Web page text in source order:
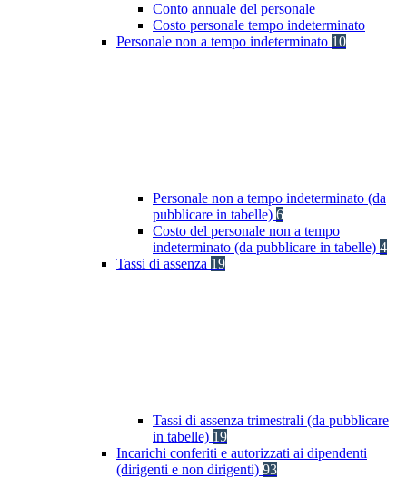
Conto annuale del personale
Costo personale tempo indeterminato
Personale non a tempo indeterminato 10
Personale non a tempo indeterminato (da
pubblicare in tabelle) 6
Costo del personale non a tempo
indeterminato (da pubblicare in tabelle) 4
Tassi di assenza 19
Tassi di assenza trimestrali (da pubblicare
in tabelle) 19
Incarichi conferiti e autorizzati ai dipendenti
(dirigenti e non dirigenti) 93